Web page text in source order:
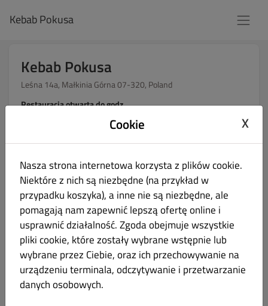
Kebab Pokusa
Kebab Pokusa
Leśna 14a, Małkinia Górna 07-320, Poland
Restauracja otwarta do godz
10:00 - 22:00
Jak chcesz otrzymać swoje zamówienie?
Dostawa Odbiór
Menu Godziny pracy Informacja
Cookie X
Nasza strona internetowa korzysta z plików cookie.
Niektóre z nich są niezbędne (na przykład w
przypadku koszyka), a inne nie są niezbędne, ale
pomagają nam zapewnić lepszą ofertę online i
usprawnić działalność. Zgoda obejmuje wszystkie
pliki cookie, które zostały wybrane wstępnie lub
wybrane przez Ciebie, oraz ich przechowywanie na
urządzeniu terminala, odczytywanie i przetwarzanie
danych osobowych.